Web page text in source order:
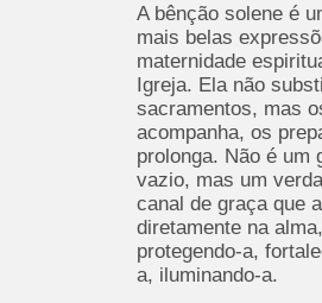
A bênção solene é
mais belas
maternidade
Igreja. Ela não
sacramentos, mas
acompanha, os
prolonga. Não é um
vazio, mas um
canal de graça que
diretamente na alma,
protegendo-a,
a, iluminando-a.